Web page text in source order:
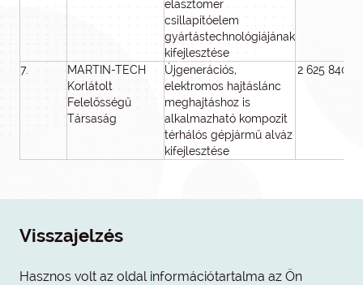
elasztomer
csillapítóelem
gyártástechnológiájának
kifejlesztése
7.
MARTIN-TECH
Korlátolt
Felelősségű
Társaság
Újgenerációs,
elektromos hajtáslánc
meghajtáshoz is
alkalmazható kompozit
térhálós gépjármű alváz
kifejlesztése
2 625 840
Visszajelzés
Hasznos volt az oldal információtartalma az Ön